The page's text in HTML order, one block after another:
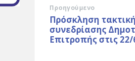
Προηγούμενο
Πρόσκληση
συνεδρίασης
Επιτροπής στις